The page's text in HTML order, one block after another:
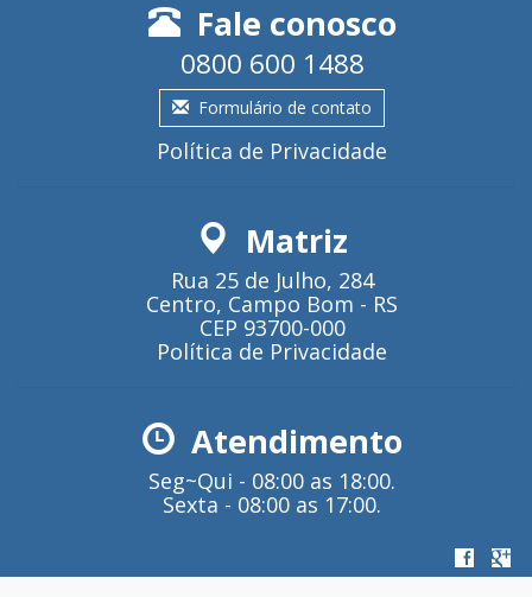
Fale conosco
0800 600 1488
Formulário de contato
Política de Privacidade
Matriz
Rua 25 de Julho, 284
Centro, Campo Bom - RS
CEP 93700-000
Política de Privacidade
Atendimento
Seg~Qui - 08:00 as 18:00.
Sexta - 08:00 as 17:00.